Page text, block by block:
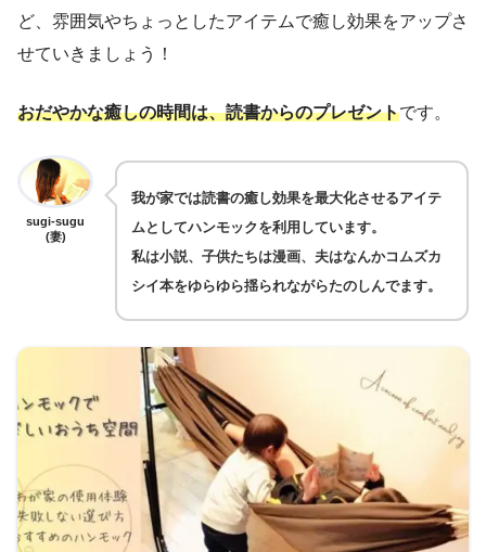
ど、雰囲気やちょっとしたアイテムで癒し効果をアップさ
せていきましょう！
おだやかな癒しの時間は、読書からのプレゼントです。
sugi-sugu
(妻)
我が家では読書の癒し効果を最大化させるアイテ
ムとしてハンモックを利用しています。
私は小説、子供たちは漫画、夫はなんかコムズカ
シイ本をゆらゆら揺られながらたのしんでます。